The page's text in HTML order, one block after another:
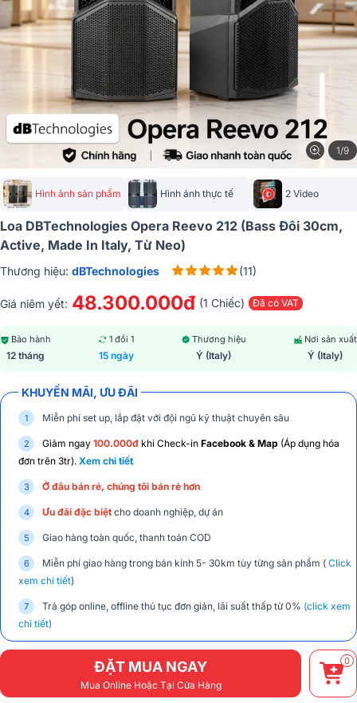
1/9
Hình ảnh sản phẩm Hình ảnh thực tế 2 Video
Loa DBTechnologies Opera Reevo 212 (Bass Đôi 30cm,
Active, Made In Italy, Từ Neo)
Thương hiệu: dBTechnologies (11)
Giá niêm yết: 48.300.000đ (1 Chiếc) Đã có VAT
Bảo hành
12 tháng
1 đổi 1
15 ngày
Thương hiệu
Ý (Italy)
Nơi sản xuất
Ý (Italy)
KHUYẾN MÃI, ƯU ĐÃI
Miễn phí set up, lắp đặt với đội ngũ kỹ thuật chuyên sâu
Giảm ngay 100.000đ khi Check-in Facebook & Map (Áp dụng hóa
đơn trên 3tr). Xem chi tiết
Ở đâu bán rẻ, chúng tôi bán rẻ hơn
Ưu đãi đặc biệt cho doanh nghiệp, dự án
Giao hàng toàn quốc, thanh toán COD
Miễn phí giao hàng trong bán kính 5- 30km tùy từng sản phẩm ( Click
xem chi tiết)
Trả góp online, offline thủ tục đơn giản, lãi suất thấp từ 0% (click xem
chi tiết)
ĐẶT MUA NGAY
Mua Online Hoặc Tại Cửa Hàng
0